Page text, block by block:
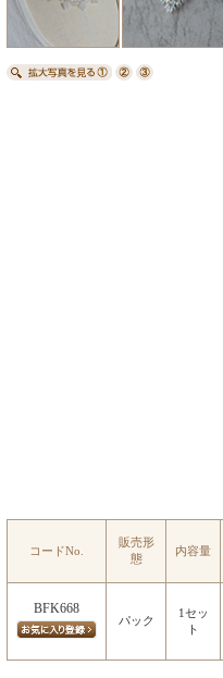
コードNo.
販売形
態
内容量
BFK668
パック
1セッ
ト